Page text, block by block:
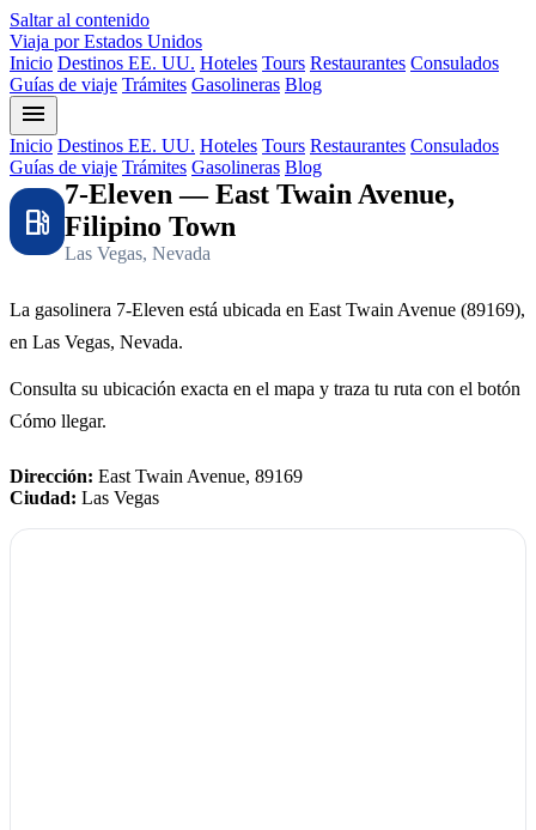
Saltar al contenido
Viaja por Estados Unidos
Inicio Destinos EE. UU. Hoteles Tours Restaurantes Consulados
Guías de viaje Trámites Gasolineras Blog
menu
Inicio Destinos EE. UU. Hoteles Tours Restaurantes Consulados
Guías de viaje Trámites Gasolineras Blog
local_gas_station
7-Eleven — East Twain Avenue,
Filipino Town
Las Vegas, Nevada
La gasolinera 7-Eleven está ubicada en East Twain Avenue (89169),
en Las Vegas, Nevada.
Consulta su ubicación exacta en el mapa y traza tu ruta con el botón
Cómo llegar.
Dirección: East Twain Avenue, 89169
Ciudad: Las Vegas